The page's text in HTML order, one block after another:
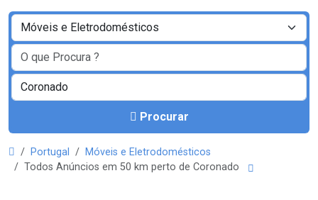
Procurar
Portugal
Móveis e Eletrodomésticos
Todos Anúncios em 50 km perto de Coronado